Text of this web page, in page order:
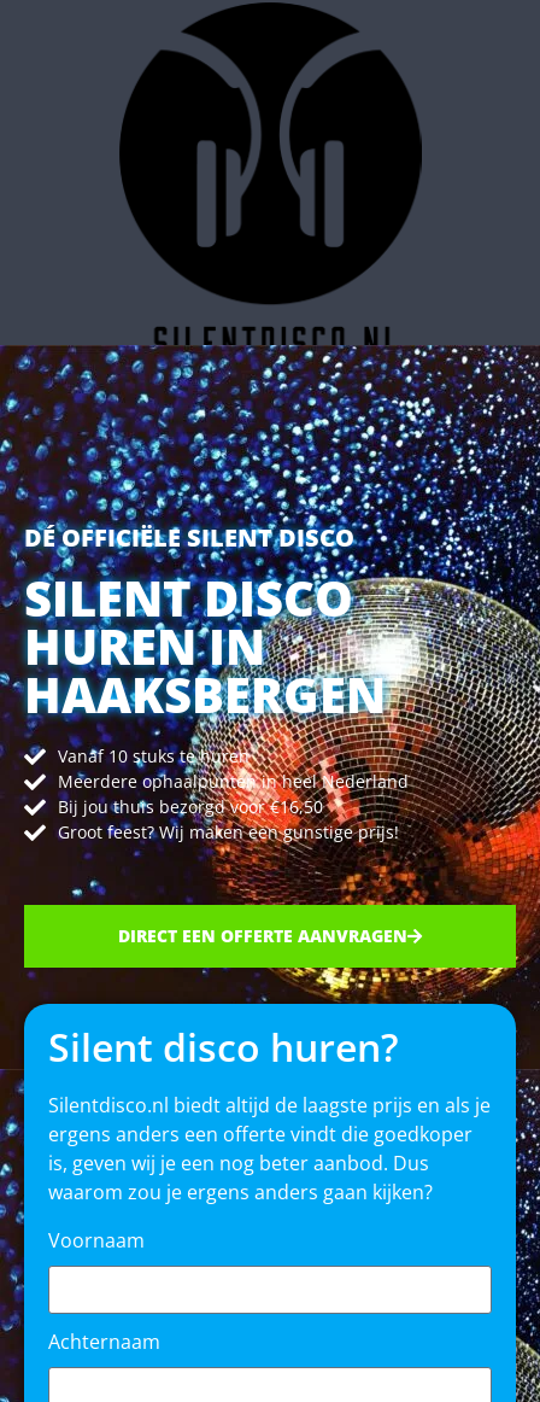
SILENT DISCO RESERVEREN
DÉ OFFICIËLE SILENT DISCO
SILENT DISCO
HUREN IN
HAAKSBERGEN
Vanaf 10 stuks te huren
Meerdere ophaalpunten in heel Nederland
Bij jou thuis bezorgd voor €16,50
Groot feest? Wij maken een gunstige prijs!
DIRECT EEN OFFERTE AANVRAGEN
Silent disco huren?
Silentdisco.nl biedt altijd de laagste prijs en als je
ergens anders een offerte vindt die goedkoper
is, geven wij je een nog beter aanbod. Dus
waarom zou je ergens anders gaan kijken?
Voornaam
Achternaam